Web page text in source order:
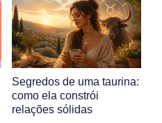
Segredos de uma taurina:
como ela constrói
relações sólidas